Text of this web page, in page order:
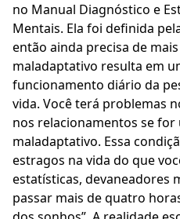
no Manual Diagnóstico e
Mentais. Ela foi definida
então ainda precisa de
maladaptativo resulta em
funcionamento diário da
vida. Você terá problemas
nos relacionamentos se
maladaptativo. Essa
estragos na vida do que
estatísticas, devaneadores
passar mais de quatro